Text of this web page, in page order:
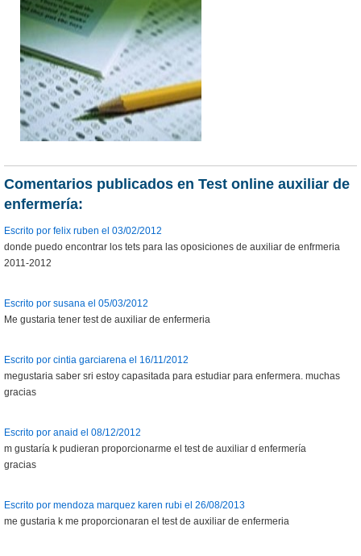
Comentarios publicados en Test online auxiliar de
enfermería:
Escrito por felix ruben el 03/02/2012
donde puedo encontrar los tets para las oposiciones de auxiliar de enfrmeria
2011-2012
Escrito por susana el 05/03/2012
Me gustaria tener test de auxiliar de enfermeria
Escrito por cintia garciarena el 16/11/2012
megustaria saber sri estoy capasitada para estudiar para enfermera. muchas
gracias
Escrito por anaid el 08/12/2012
m gustaría k pudieran proporcionarme el test de auxiliar d enfermería
gracias
Escrito por mendoza marquez karen rubi el 26/08/2013
me gustaria k me proporcionaran el test de auxiliar de enfermeria